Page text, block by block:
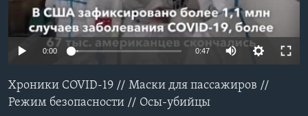
Learning English
0:00 0:47
Хроники COVID-19 // Маски для пассажиров //
Режим безопасности // Осы-убийцы